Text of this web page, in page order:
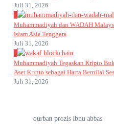
Juli 31, 2026
5
Muhammadiyah dan WADAH
Islam Asia Tenggara
Juli 31, 2026
6
Muhammadiyah Tegaskan Kripto
Aset Kripto sebagai Harta Bernilai
Juli 31, 2026
qurban prozis ibnu abbas